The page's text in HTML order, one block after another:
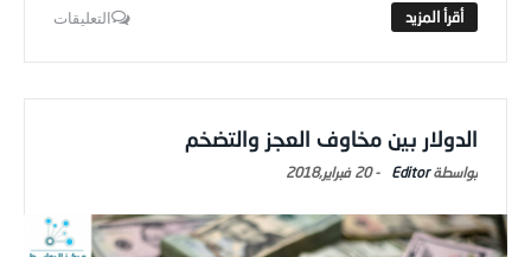
التعليقات
الدولار بين مخاوف العجز والتضخم
Editor
-20 فبراير,2018